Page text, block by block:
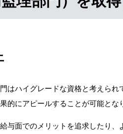
はハイグレードな資格と考えら
にアピールすることが可能とな
与面でのメリットを追求したり